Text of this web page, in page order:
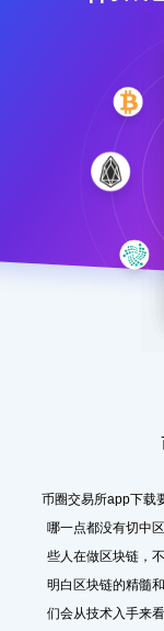
币圈交易所app下载
哪一点都没有切中
些人在做区块链，
明白区块链的精髓
们会从技术入手来